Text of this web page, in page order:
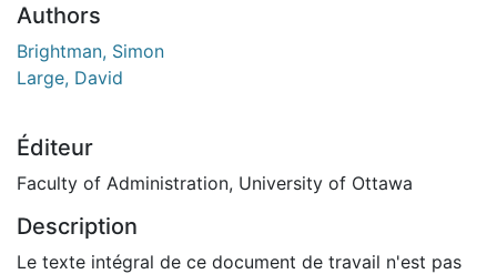
Authors
Brightman, Simon
Large, David
Éditeur
Faculty of Administration, University of Ottawa
Description
Le texte intégral de ce document de travail n'est pas